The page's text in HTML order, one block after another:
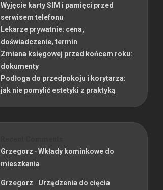
Wyjęcie karty SIM i pamięci przed
serwisem telefonu
Lekarze prywatnie: cena,
doświadczenie, termin
Zmiana księgowej przed końcem roku:
dokumenty
Podłoga do przedpokoju i korytarza:
jak nie pomylić estetyki z praktyką
Grzegorz -Wkłady kominkowe do
mieszkania
Grzegorz - Urządzenia do cięcia